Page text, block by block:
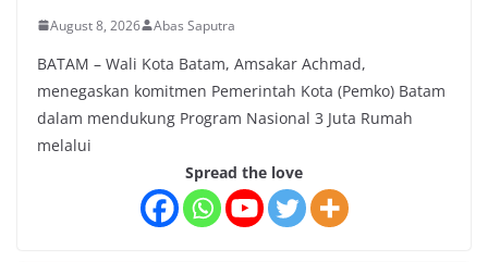
August 8, 2026 Abas Saputra
BATAM – Wali Kota Batam, Amsakar Achmad,
menegaskan komitmen Pemerintah Kota (Pemko) Batam
dalam mendukung Program Nasional 3 Juta Rumah
melalui
Spread the love